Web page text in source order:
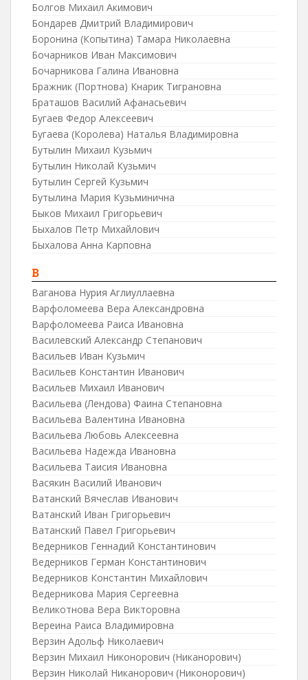
Болгов Михаил Акимович
Бондарев Дмитрий Владимирович
Боронина (Копытина) Тамара Николаевна
Бочарников Иван Максимович
Бочарникова Галина Ивановна
Бражник (Портнова) Кнарик Тиграновна
Браташов Василий Афанасьевич
Бугаев Федор Алексеевич
Бугаева (Королева) Наталья Владимировна
Бутылин Михаил Кузьмич
Бутылин Николай Кузьмич
Бутылин Сергей Кузьмич
Бутылина Мария Кузьминична
Быков Михаил Григорьевич
Быхалов Петр Михайлович
Быхалова Анна Карповна
В
Ваганова Нурия Аглиуллаевна
Варфоломеева Вера Александровна
Варфоломеева Раиса Ивановна
Василевский Александр Степанович
Васильев Иван Кузьмич
Васильев Константин Иванович
Васильев Михаил Иванович
Васильева (Лендова) Фаина Степановна
Васильева Валентина Ивановна
Васильева Любовь Алексеевна
Васильева Надежда Ивановна
Васильева Таисия Ивановна
Васякин Василий Иванович
Ватанский Вячеслав Иванович
Ватанский Иван Григорьевич
Ватанский Павел Григорьевич
Ведерников Геннадий Константинович
Ведерников Герман Константинович
Ведерников Константин Михайлович
Ведерникова Мария Сергеевна
Великотнова Вера Викторовна
Вереина Раиса Владимировна
Верзин Адольф Николаевич
Верзин Михаил Никонорович (Никанорович)
Верзин Николай Никанорович (Никонорович)